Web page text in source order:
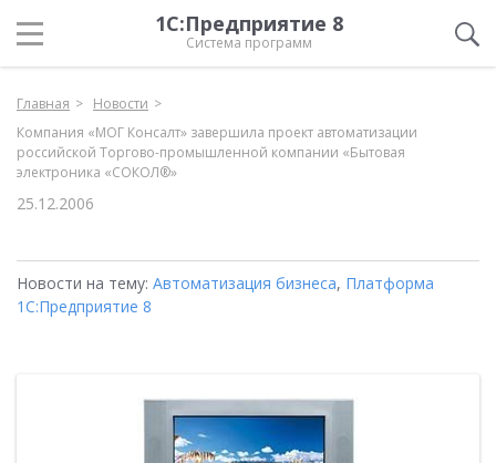
1С:Предприятие 8
Система программ
Главная
Новости
Компания «МОГ Консалт» завершила проект автоматизации
российской Торгово-промышленной компании «Бытовая
электроника «СОКОЛ®»
25.12.2006
Новости на тему: Автоматизация бизнеса, Платформа
1С:Предприятие 8